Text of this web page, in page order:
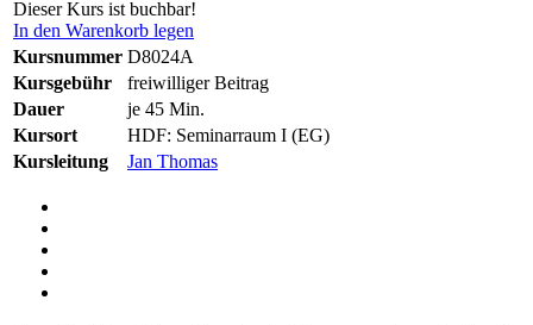
Dieser Kurs ist buchbar!
In den Warenkorb legen
Kursnummer D8024A
Kursgebühr
freiwilliger Beitrag
Dauer
je 45 Min.
Kursort
HDF: Seminarraum I (EG)
Kursleitung
Jan Thomas